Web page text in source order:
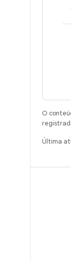
O
Última